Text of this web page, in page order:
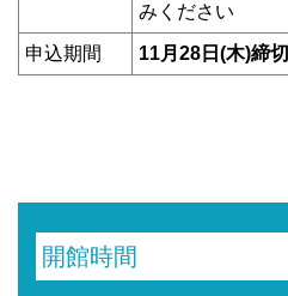
みください
申込期間 11月28日(木)締切
開館時間